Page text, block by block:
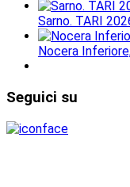
Sarno. TARI
Nocera
Seguici su